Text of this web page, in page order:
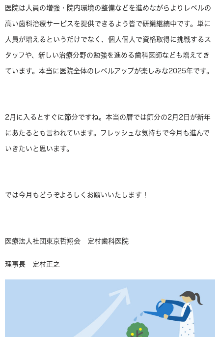
医院は人員の増強・院内環境の整備などを進めながらよりレベルの
高い歯科治療サービスを提供できるよう皆で研鑽継続中です。単に
人員が増えるというだけでなく、個人個人で資格取得に挑戦するス
タッフや、新しい治療分野の勉強を進める歯科医師なども増えてき
ています。本当に医院全体のレベルアップが楽しみな2025年です。
2月に入るとすぐに節分ですね。本当の暦では節分の2月2日が新年
にあたるとも言われています。フレッシュな気持ちで今月も進んで
いきたいと思います。
では今月もどうぞよろしくお願いいたします！
医療法人社団東京哲翔会 定村歯科医院
理事長 定村正之